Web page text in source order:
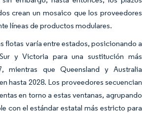
crean un mosaico que los proveedores
líneas de productos modulares.
flotas varía entre estados, posicionando a
y Victoria para una sustitución más
mientras que Queensland y Australia
hasta 2028. Los proveedores secuencian
en torno a estas ventanas, agrupando
con el estándar estatal más estricto para